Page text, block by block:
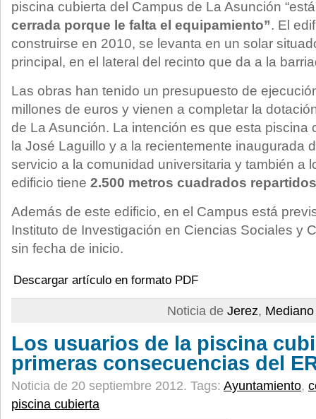
piscina cubierta del Campus de La Asunción
cerrada porque le falta el equipamiento”. El
construirse en 2010, se levanta en un solar
principal, en el lateral del recinto que da a la
Las obras han tenido un presupuesto de
millones de euros y vienen a completar la
de La Asunción. La intención es que esta piscina
la José Laguillo y a la recientemente inaugurada
servicio a la comunidad universitaria y también a
edificio tiene 2.500 metros cuadrados
Además de este edificio, en el Campus está
Instituto de Investigación en Ciencias Sociales y
sin fecha de inicio.
Descargar artículo en formato PDF
Noticia de Jerez,
Los usuarios de la piscina
primeras consecuencias del
Noticia de 20 septiembre 2012. Tags: Ayuntamiento,
piscina cubierta